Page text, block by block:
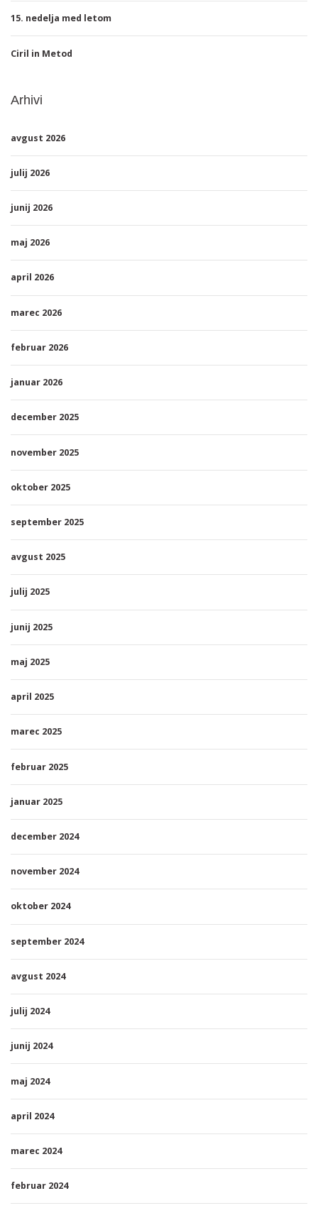
15. nedelja med letom
Ciril in Metod
Arhivi
avgust 2026
julij 2026
junij 2026
maj 2026
april 2026
marec 2026
februar 2026
januar 2026
december 2025
november 2025
oktober 2025
september 2025
avgust 2025
julij 2025
junij 2025
maj 2025
april 2025
marec 2025
februar 2025
januar 2025
december 2024
november 2024
oktober 2024
september 2024
avgust 2024
julij 2024
junij 2024
maj 2024
april 2024
marec 2024
februar 2024